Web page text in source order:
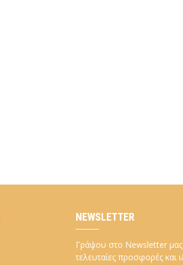
NEWSLETTER
Γράψου στο Newsletter μας
τελευταίες προσφορές και